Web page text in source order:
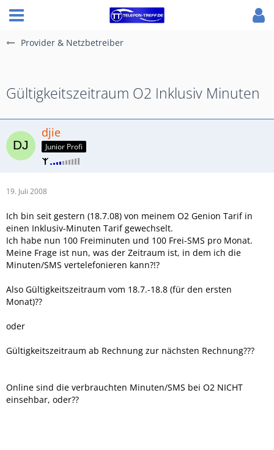
Provider & Netzbetreiber
Gültigkeitszeitraum O2 Inklusiv Minuten
djie
Junior Profi
19. Juli 2008
Ich bin seit gestern (18.7.08) von meinem O2 Genion Tarif in
einen Inklusiv-Minuten Tarif gewechselt.
Ich habe nun 100 Freiminuten und 100 Frei-SMS pro Monat.
Meine Frage ist nun, was der Zeitraum ist, in dem ich die
Minuten/SMS vertelefonieren kann?!?
Also Gültigkeitszeitraum vom 18.7.-18.8 (für den ersten
Monat)??
oder
Gültigkeitszeitraum ab Rechnung zur nächsten Rechnung???
Online sind die verbrauchten Minuten/SMS bei O2 NICHT
einsehbar, oder??